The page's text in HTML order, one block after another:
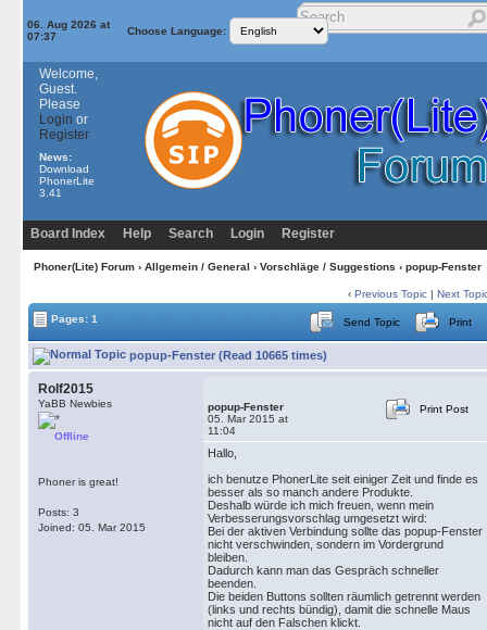
06. Aug 2026 at
07:37
Choose Language:
Welcome,
Guest.
Please
Login or
Register
News:
Download
PhonerLite
3.41
Board Index Help Search Login Register
Phoner(Lite) Forum› Allgemein / General › Vorschläge / Suggestions › popup-Fenster
‹ Previous Topic | Next
Pages: 1 Send Topic Print
popup-Fenster (Read 10665 times)
Rolf2015
YaBB Newbies
Offline
Phoner is great!
Posts: 3
Joined: 05. Mar 2015
popup-Fenster
05. Mar 2015 at
11:04
Print Post
Hallo,
ich benutze PhonerLite seit einiger Zeit und finde es
besser als so manch andere Produkte.
Deshalb würde ich mich freuen, wenn mein
Verbesserungsvorschlag umgesetzt wird:
Bei der aktiven Verbindung sollte das popup-Fenster
nicht verschwinden, sondern im Vordergrund
bleiben.
Dadurch kann man das Gespräch schneller
beenden.
Die beiden Buttons sollten räumlich getrennt werden
(links und rechts bündig), damit die schnelle Maus
nicht auf den Falschen klickt.